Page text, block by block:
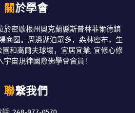
關於學會
於密歇根州奧克蘭縣斯普林菲爾德鎮
商圈。周邊湖泊眾多，森林密布，生
和高爾夫球場，宜居宜業, 宜修心修
宇宙規律國際佛學會會員！
聯繫我們